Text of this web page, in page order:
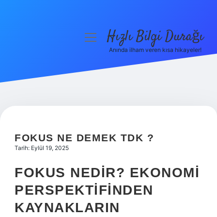
Hakkımızda
menüyüHızlı Bilgi Durağı
Anında ilham veren kısa hikayeler!
FOKUS NE DEMEK TDK ?
Tarih: Eylül 19, 2025
FOKUS NEDIR? EKONOMI
PERSPEKTIFINDEN
KAYNAKLARIN